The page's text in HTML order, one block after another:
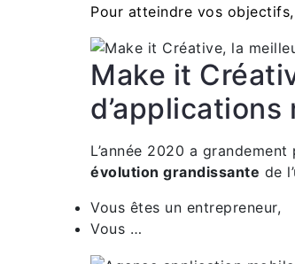
Pour atteindre vos
Make it
d’applications
L’année 2020 a
évolution grandissante de
Vous êtes un entrepreneur,
Vous …